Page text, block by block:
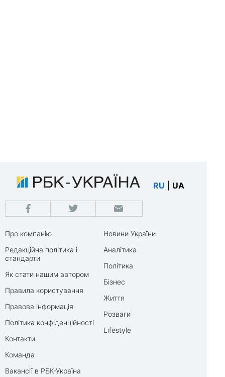
RU UA
Про компанію
Редакційна політика і
стандарти
Як стати нашим автором
Правила користування
Правова інформація
Політика конфіденційності
Контакти
Команда
Вакансії в РБК-Україна
Новини України
Аналітика
Політика
Бізнес
Життя
Розваги
Lifestyle